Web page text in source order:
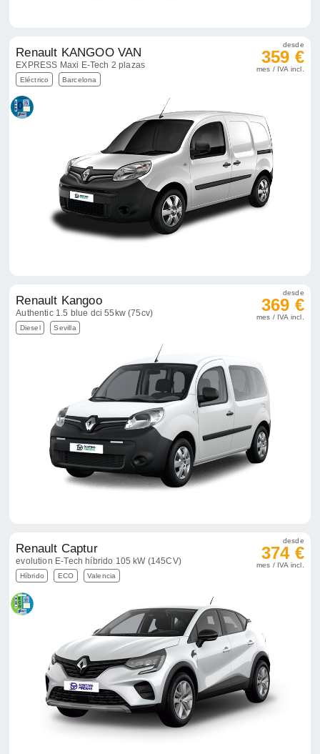
Renault KANGOO VAN
EXPRESS Maxi E-Tech 2 plazas
Eléctrico Barcelona
desde
359 €
mes / IVA incl.
Renault Kangoo
Authentic 1.5 blue dci 55kw (75cv)
Diesel Sevilla
desde
369 €
mes / IVA incl.
Renault Captur
evolution E-Tech híbrido 105 kW (145CV)
Híbrido ECO Valencia
desde
374 €
mes / IVA incl.